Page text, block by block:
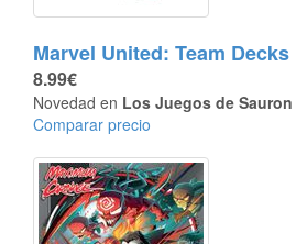
Marvel United: Team Decks
8.99€
Novedad en Los Juegos de Sauron
Comparar precio